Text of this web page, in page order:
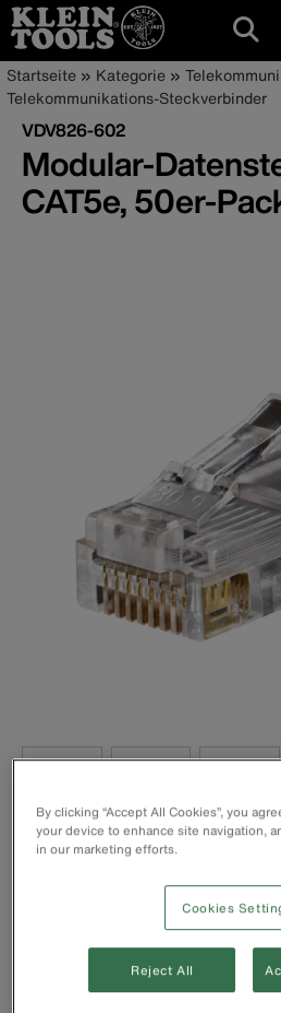
Direkt
zum
Inhalt
Hauptnavigation
Pfadnavigation
Startseite Kategorie
Telekommunikations-Steckverbinder
VDV826-602
Modular-
CAT5e, 50er-
Goldbeschichtung (mindestens)
Erosion zu verhindern und die
Steckverbinder zu verlängern
Datenstecker mit dreizinkigen
Verbindungen mit Massivdraht
By clicking “Accept All Cookies”, you
your device to enhance site navigation,
in our marketing efforts.
Cookies
Reject All